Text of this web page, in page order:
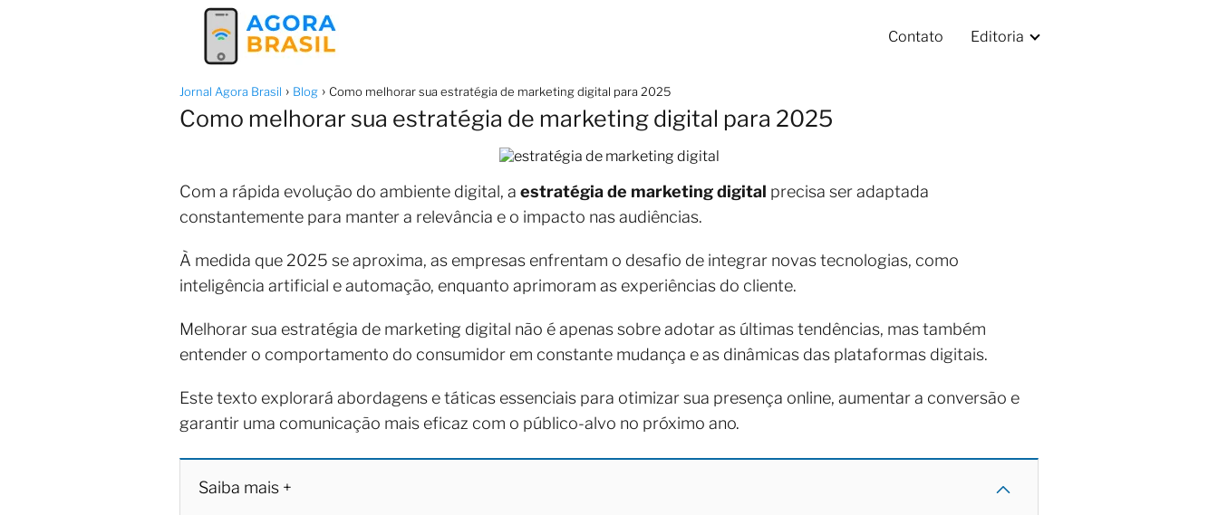
Contato Editoria
Jornal Agora Brasil Blog Como melhorar sua estratégia de marketing digital para 2025
Como melhorar sua estratégia de marketing digital para 2025
Com a rápida evolução do ambiente digital, a estratégia de marketingdigital precisa ser adaptada
constantemente para manter a relevância e o impacto nas audiências.
À medida que 2025 se aproxima, as empresas enfrentam o desafio de integrar novas tecnologias, como
inteligência artificial e automação, enquanto aprimoram as experiências do cliente.
Melhorar sua estratégia de marketing digital não é apenas sobre adotar as últimas tendências, mas também
entender o comportamento do consumidor em constante mudança e as dinâmicas das plataformas digitais.
Este texto explorará abordagens e táticas essenciais para otimizar sua presença online, aumentar a conversão e
garantir uma comunicação mais eficaz com o público-alvo no próximo ano.
Saiba mais +